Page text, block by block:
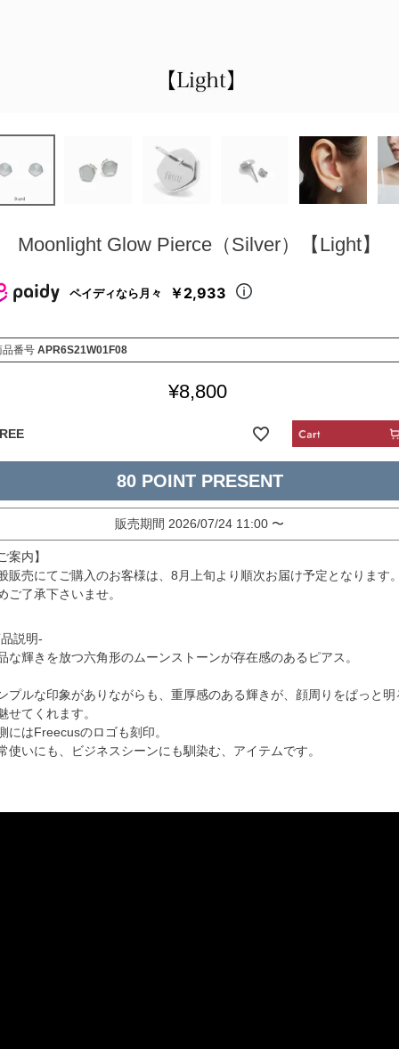
Moonlight Glow Pierce（Silver）【Light】
ペイディなら月々 ￥2,933
品番号 APR6S21W01F08
¥8,800
80
販売期間 2026/07/24 11:00 〜
案内】
販売にてご購入のお客様は、8月上旬より順次お届け予定となります
ご了承下さいませ。
説明-
な輝きを放つ六角形のムーンストーンが存在感のあるピアス。
プルな印象がありながらも、重厚感のある輝きが、顔周りをぱっと明
せてくれます。
にはFreecusのロゴも刻印。
使いにも、ビジネスシーンにも馴染む、アイテムです。